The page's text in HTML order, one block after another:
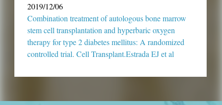
2019/12/06
Combination treatment of autologous bone marrow
stem cell transplantation and hyperbaric oxygen
therapy for type 2 diabetes mellitus: A randomized
controlled trial. Cell Transplant.Estrada EJ et al